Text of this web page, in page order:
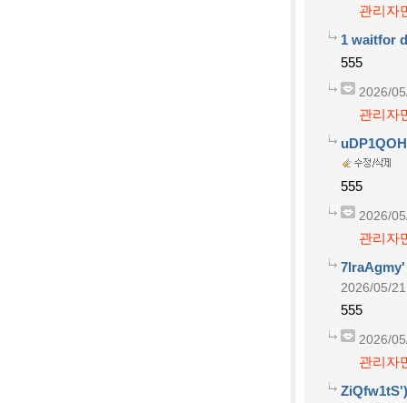
관리자
1 waitfor
555
2026/
관리자
555
2026/
관리자
7lraAgmy'
2026/05/
555
2026/
관리자